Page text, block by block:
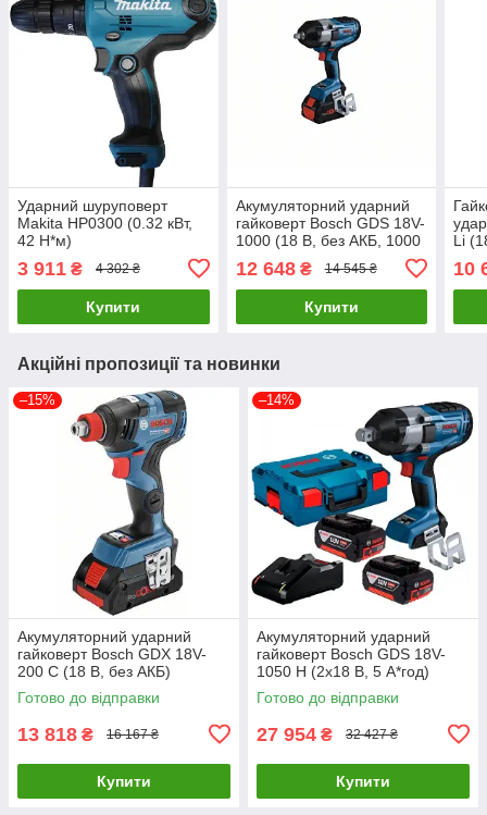
Ударний шуруповерт
Makita HP0300 (0.32 кВт,
42 Н*м)
3 911 ₴ 4 302 ₴
Купити
Акумуляторний ударний
гайковерт Bosch GDS 18V-
1000 (18 В, без АКБ, 1000
12 648₴ 14 545 ₴
Купити
Li
10
Акційні пропозиції та новинки
–15%
Акумуляторний ударний
гайковерт Bosch GDX 18V-
200 C (18 В, без АКБ)
(06019G4204)
Готово до відправки
13 818 ₴ 16 167 ₴
Купити
–14%
Акумуляторний ударний
гайковерт Bosch GDS 18V-
1050 H (2х18 В, 5 А*год)
(06019J8522)
Готово до відправки
27 954 ₴ 32 427 ₴
Купити